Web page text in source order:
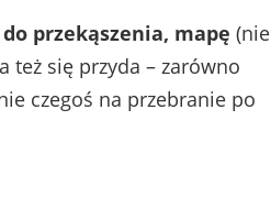
przekąszenia, mapę (nie
też się przyda – zarówno
czegoś na przebranie po